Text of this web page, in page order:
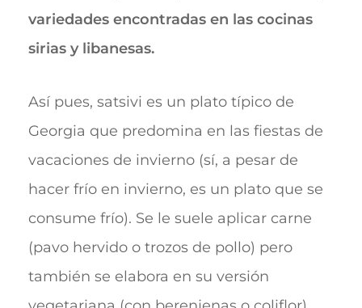
variedades encontradas en las cocinas
sirias y libanesas.
Así pues, satsivi es un plato típico de
Georgia que predomina en las fiestas de
vacaciones de invierno (sí, a pesar de
hacer frío en invierno, es un plato que se
consume frío). Se le suele aplicar carne
(pavo hervido o trozos de pollo) pero
también se elabora en su versión